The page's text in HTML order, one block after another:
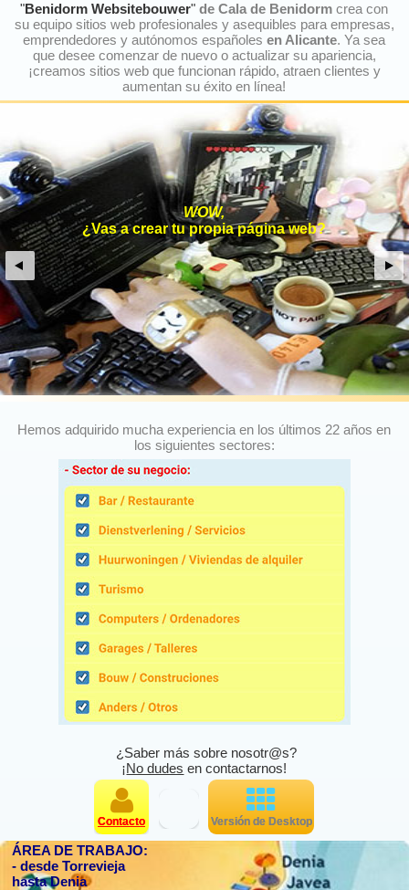
"Benidorm Websitebouwer"de Cala de Benidormcrea con
su equipo sitios web profesionales y asequibles para empresas,
emprendedores y autónomos españolesen Alicante. Ya sea
que desee comenzar de nuevo o actualizar su apariencia,
¡creamos sitios web que funcionan rápido, atraen clientes y
aumentan su éxito en línea!
WOW,
¿Vas a crear tu propia página web?
Hemos adquirido mucha experiencia en los últimos 22 años en
los siguientes sectores:
¿Saber más sobre nosotr@s?
¡No dudes en contactarnos!
Contacto Versión de Desktop
ÁREA DE TRABAJO:
- desde Torrevieja
hasta Denia